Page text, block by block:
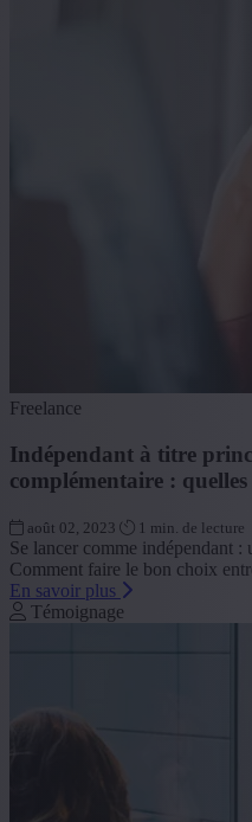
Freelance
Indépendant à titre
complémentaire : quelles
août 02, 2023 1 min. de lecture
Se lancer comme indépendant :
Comment faire le bon choix
En savoir plus
Témoignage